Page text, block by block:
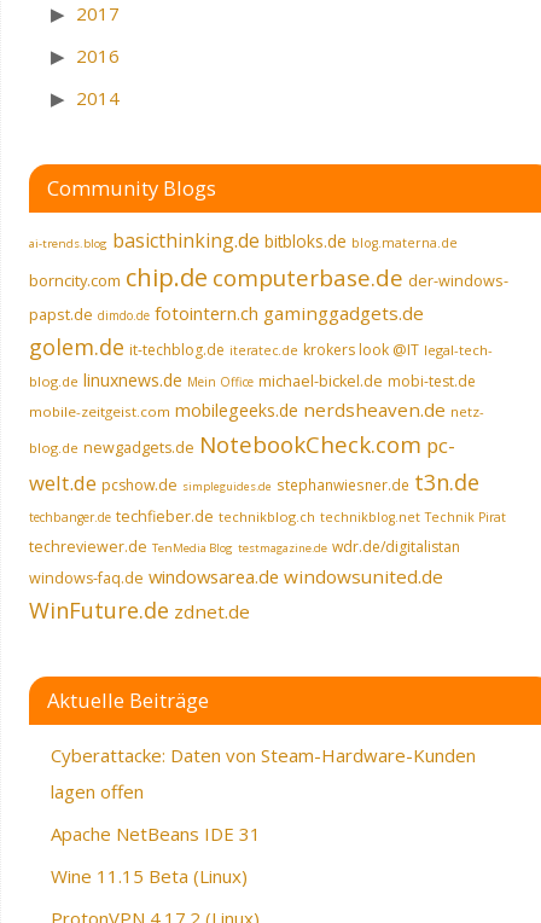
2017
2016
2014
Community Blogs
ai-trends.blog basicthinking.de bitbloks.de blog.materna.de
borncity.com chip.de computerbase.de der-windows-
papst.de dimdo.de fotointern.ch gaminggadgets.de
golem.de it-techblog.de iteratec.de krokers look @IT legal-tech-
blog.de linuxnews.de Mein Office michael-bickel.de mobi-test.de
mobile-zeitgeist.com mobilegeeks.de nerdsheaven.de netz-
blog.de newgadgets.de NotebookCheck.com pc-
welt.de pcshow.de simpleguides.de stephanwiesner.de t3n.de
techbanger.de techfieber.de technikblog.ch technikblog.net Technik Pirat
techreviewer.de TenMedia Blog testmagazine.de wdr.de/digitalistan
windows-faq.de windowsarea.de windowsunited.de
WinFuture.de zdnet.de
Aktuelle Beiträge
Cyberattacke: Daten von Steam-Hardware-Kunden
lagen offen
Apache NetBeans IDE 31
Wine 11.15 Beta (Linux)
ProtonVPN 4.17.2 (Linux)